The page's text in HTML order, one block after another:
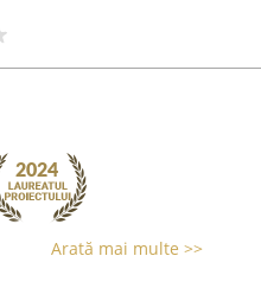
Arată mai multe >>